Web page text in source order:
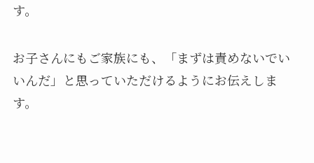
す。
お子さんにもご家族にも、「まずは責めないでい
いんだ」と思っていただけるようにお伝えしま
す。